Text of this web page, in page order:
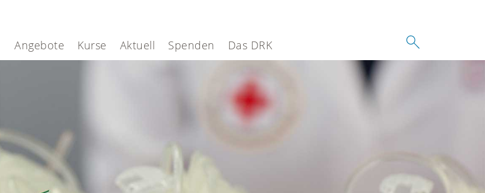
Angebote Kurse Aktuell Spenden Das DRK